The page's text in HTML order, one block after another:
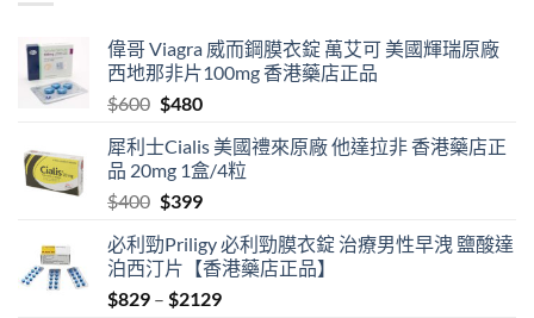
偉哥 Viagra 威而鋼膜衣錠 萬艾可 美國輝瑞原廠
西地那非片100mg 香港藥店正品
$600 Original
was:
$600.
$480Current
is:
$480.
犀利士Cialis 美國禮來原廠 他達拉非 香港藥店正
品 20mg 1盒/4粒
$400 Original
was:
$400.
$399Current
is:
$399.
必利勁Priligy 必利勁膜衣錠 治療男性早洩 鹽酸達
泊西汀片【香港藥店正品】
$829 – $2129Price